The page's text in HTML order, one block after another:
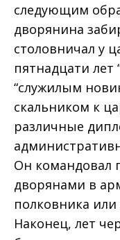
следующим
дворянина
столовничал у
пятнадцати лет
“служилым
скальником к
различные
Он командовал
дворянами в
полковника или
Наконец, лет